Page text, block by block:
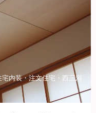
宅内装・注文住宅 ・ 西三河